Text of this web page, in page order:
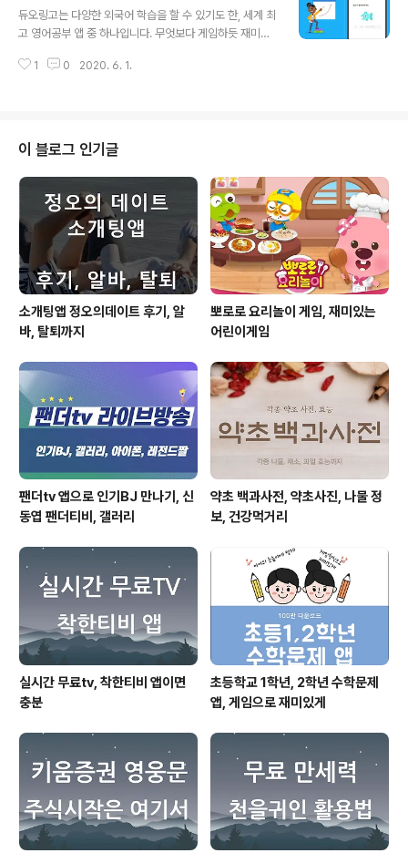
요. 그만큼 많은 분들이 활용하고 있다고 보면 되겠습니다.
특정 부위의 근육을 컨트롤하고 운동하고 싶다면 꼭 활용
트로 매일 10분 정도만 투자해도 가치가 있습니다. - 운동
듀오링고는 다양한 외국어 학습을 할 수 있기도 한, 세계 최
고 영어공부 앱 중 하나입니다. 무엇보다 게임하듯 재미있
활용할 수 있어 좋고, 아이들이 배우기에도 좋습니다. 구글
3, 2014 구글베스트앱으로 선정된 만큼 꽤 오랜 시간 인
기를 유지하고 있다는 것도 신뢰감을 주는 것 같습니다. 듀
오링고 주요 특징- 월스트릿 저널에서 '최고의 무료 언어
학습앱'으로 소개 - 타임즈지에서 '듀오링고가 가지고 있는
미래교육의 비밀' 소개 - 아주 기초 수준 ~ 대학 수준의 교
육이 무료로 ..
1 0 2020. 6. 1.
이 블로그 인기글
소개팅앱 정오의데이트 후기, 알
바, 탈퇴까지
뽀로로 요리놀이 게임, 재미있는
어린이게임
팬더tv 앱으로 인기BJ 만나기, 신
동엽 팬더티비, 갤러리
약초 백과사전, 약초사진, 나물 정
보, 건강먹거리
실시간 무료tv, 착한티비 앱이면
충분
초등학교 1학년, 2학년 수학문제
앱, 게임으로 재미있게